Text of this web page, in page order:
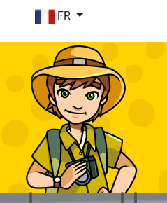
FR